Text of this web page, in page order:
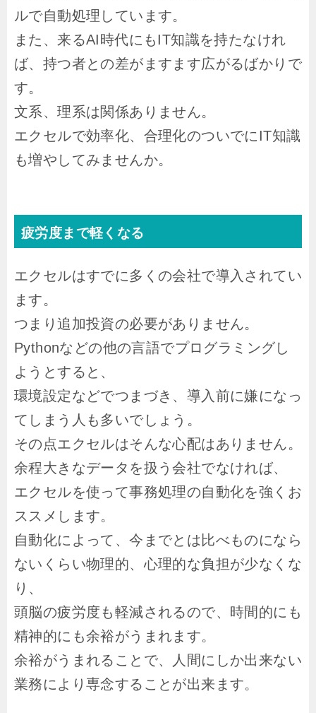
ルで自動処理しています。
また、来るAI時代にもIT知識を持たなけれ
ば、持つ者との差がますます広がるばかりで
す。
文系、理系は関係ありません。
エクセルで効率化、合理化のついでにIT知識
も増やしてみませんか。
疲労度まで軽くなる
エクセルはすでに多くの会社で導入されてい
ます。
つまり追加投資の必要がありません。
Pythonなどの他の言語でプログラミングし
ようとすると、
環境設定などでつまづき、導入前に嫌になっ
てしまう人も多いでしょう。
その点エクセルはそんな心配はありません。
余程大きなデータを扱う会社でなければ、
エクセルを使って事務処理の自動化を強くお
ススメします。
自動化によって、今までとは比べものになら
ないくらい物理的、心理的な負担が少なくな
り、
頭脳の疲労度も軽減されるので、時間的にも
精神的にも余裕がうまれます。
余裕がうまれることで、人間にしか出来ない
業務により専念することが出来ます。